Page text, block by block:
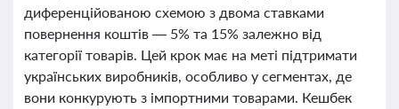
диференційованою схемою з двома ставками
повернення коштів — 5% та 15% залежно від
категорії товарів. Цей крок має на меті підтримати
українських виробників, особливо у сегментах, де
вони конкурують з імпортними товарами. Кешбек